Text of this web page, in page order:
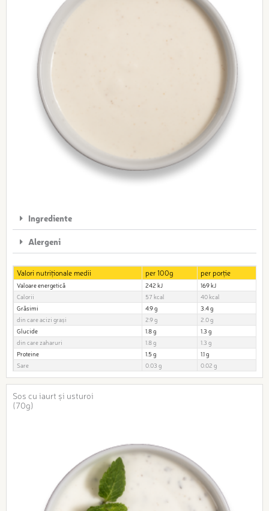
Ingrediente
Alergeni
Valori nutriționale medii per 100g per porție
Valoare energetică 242 kJ
169 kJ
Calorii
57 kcal
40 kcal
Grăsimi
4.9 g
3.4 g
din care acizi grași
2.9 g
2.0 g
Glucide
1.8 g
1.3 g
din care zaharuri
1.8 g
1.3 g
Proteine
1.5 g
1.1 g
Sare
0.03 g 0.02 g
Sos cu iaurt și usturoi
(70g)